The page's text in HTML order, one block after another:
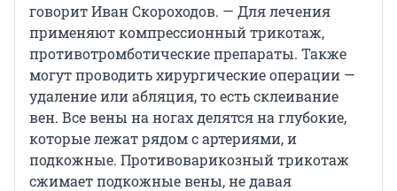
говорит Иван Скороходов. — Для лечения
применяют компрессионный трикотаж,
противотромботические препараты. Также
могут проводить хирургические операции —
удаление или абляция, то есть склеивание
вен. Все вены на ногах делятся на глубокие,
которые лежат рядом с артериями, и
подкожные. Противоварикозный трикотаж
сжимает подкожные вены, не давая